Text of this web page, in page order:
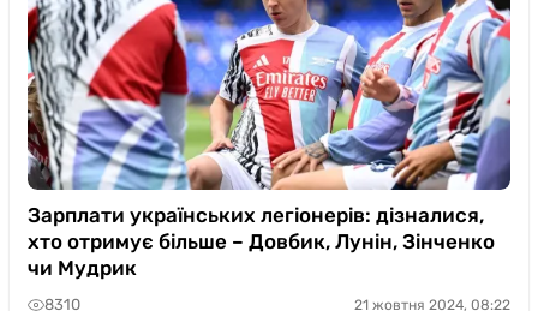
Зарплати українських легіонерів: дізналися,
хто отримує більше – Довбик, Лунін, Зінченко
чи Мудрик
8310 21 жовтня 2024, 08:22